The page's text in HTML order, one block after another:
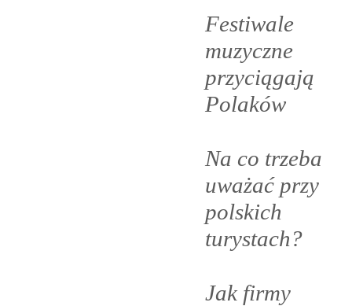
Festiwale
muzyczne
przyciągają
Polaków
Na co trzeba
uważać przy
polskich
turystach?
Jak firmy